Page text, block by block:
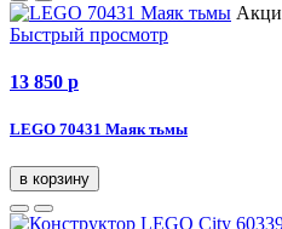
Быстрый просмотр
13 850 p
LEGO 70431 Маяк тьмы
в корзину